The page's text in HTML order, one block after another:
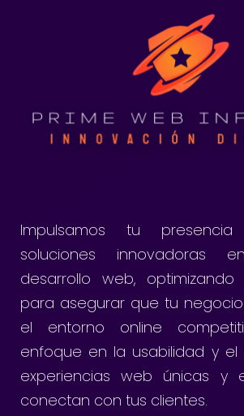
Impulsamos tu
soluciones innovadoras
desarrollo web,
para asegurar que tu
el entorno online
enfoque en la usabilidad y el
experiencias web únicas y
conectan con tus clientes.